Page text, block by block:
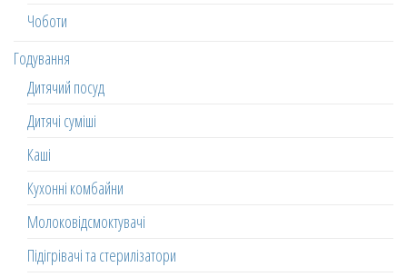
Чоботи
Годування
Дитячий посуд
Дитячі суміші
Каші
Кухонні комбайни
Молоковідсмоктувачі
Підігрівачі та стерилізатори